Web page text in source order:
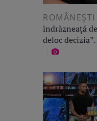
ROMÂNEŞTI
îndrăzneață
deloc